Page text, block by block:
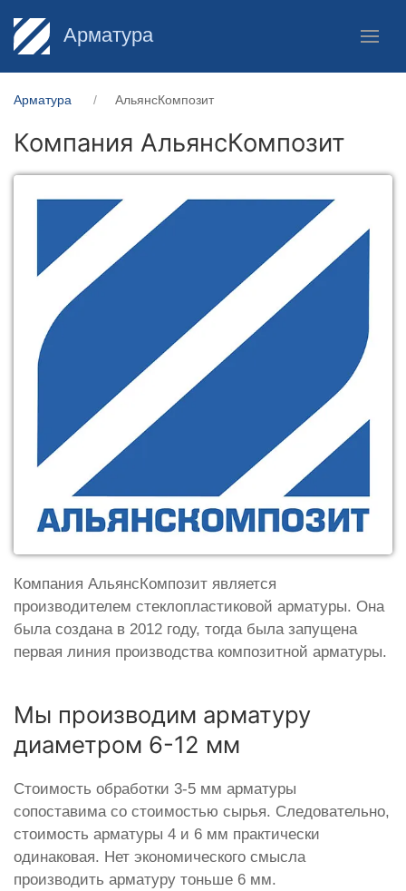
Арматура
Арматура АльянсКомпозит
Компания АльянсКомпозит
Компания АльянсКомпозит является
производителем стеклопластиковой арматуры. Она
была создана в 2012 году, тогда была запущена
первая линия производства композитной арматуры.
Мы производим арматуру
диаметром 6-12 мм
Стоимость обработки 3-5 мм арматуры
сопоставима со стоимостью сырья. Следовательно,
стоимость арматуры 4 и 6 мм практически
одинаковая. Нет экономического смысла
производить арматуру тоньше 6 мм.